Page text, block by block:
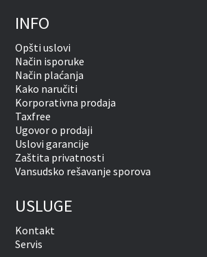
INFO
Opšti uslovi
Način isporuke
Način plaćanja
Kako naručiti
Korporativna prodaja
Taxfree
Ugovor o prodaji
Uslovi garancije
Zaštita privatnosti
Vansudsko rešavanje sporova
USLUGE
Kontakt
Servis